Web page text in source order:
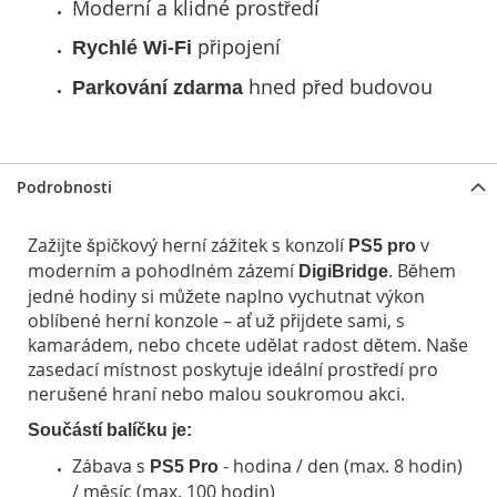
Moderní a klidné prostředí
Rychlé Wi-Fi připojení
Parkování zdarma hned před budovou
Podrobnosti
Zažijte špičkový herní zážitek s konzolí PS5 pro v
moderním a pohodlném zázemí DigiBridge. Během
jedné hodiny si můžete naplno vychutnat výkon
oblíbené herní konzole – ať už přijdete sami, s
kamarádem, nebo chcete udělat radost dětem. Naše
zasedací místnost poskytuje ideální prostředí pro
nerušené hraní nebo malou soukromou akci.
Součástí balíčku je:
Zábava s PS5 Pro - hodina / den (max. 8 hodin)
/ měsíc (max. 100 hodin)